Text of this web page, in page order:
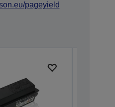
pageyield